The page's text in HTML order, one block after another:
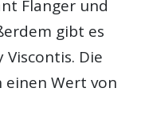
Flanger und
gibt es
Die
einen Wert von